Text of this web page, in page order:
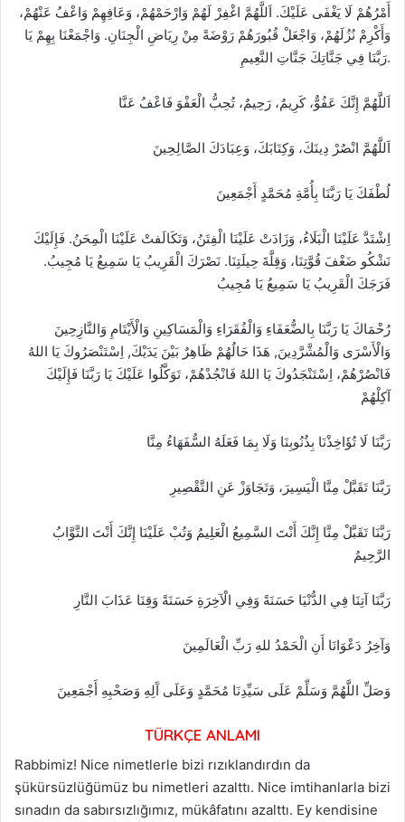
أَمْرُهُمْ لَا يَغْفَى عَلَيْكَ. اَللَّهُمَّ اغْفِرْ لَهُمْ وَارْحَمْهُمْ، وَعَافِهِمْ وَاعْفُ عَنْهُمْ،
وَأَكْرِمْ نُزُلَهُمْ، وَاجْعَلْ قُبُورَهُمْ رَوْضَةً مِنْ رِيَاضِ الْجِنَانِ. وَاجْمَعْنَا بِهِمْ يَا
رَبَّنَا فِي جَنَّاتِكَ جَنَّاتِ النَّعِيمِ.
اَللَّهُمَّ إِنَّكَ عَفُوٌّ، كَرِيمٌ، رَحِيمٌ، تُحِبُّ الْعَفْوَ فَاعْفُ عَنَّا
اَللَّهُمَّ انْصُرْ دِينَكَ، وَكِتَابَكَ، وَعِبَادَكَ الصَّالِحِينَ
لُطْفَكَ يَا رَبَّنَا بِأُمَّةِ مُحَمَّدٍ أَجْمَعِينَ
نَشْكُو ضَعْفَ قُوَّتِنَا، وَقِلَّةَ حِيلَتِنَا. نَصْرَكَ الْقَرِيبُ يَا سَمِيعُ يَا مُجِيبُ.
فَرَجَكَ الْقَرِيبُ يَا سَمِيعُ يَا مُجِيبُ
وَالْأَسْرَى وَالْمُشَّرَّدِينَ, هَذَا حَالُهُمْ ظَاهِرٌ بَيْنَ يَدَيْكَ, اِسْتَنْصَرُوكَ يَا اللهُ
فَانْصُرْهُمْ، اِسْتَنْجَدُوكَ يَا اللهُ فَانْجُدْهُمْ، تَوَكَّلُوا عَلَيْكَ يَا رَبَّنَا فَإِلَيْكَ
آكِلْهُمْ
رَبَّنَا لَا تُؤَاخِذْنَا بِذُنُوبِنَا وَلَا بِمَا فَعَلَهُ السُّفَهَاءُ مِنَّا
رَبَّنَا تَقَبَّلْ مِنَّا الْيَسِيرَ، وَتَجَاوَزْ عَنِ التَّقْصِيرِ
رَبَّنَا تَقَبَّلْ مِنَّا إِنَّكَ أَنْتَ السَّمِيعُ الْعَلِيمُ وَتُبْ عَلَيْنَا إِنَّكَ أَنْتَ التَّوَّابُ
الرَّحِيمُ
رَبَّنَا آتِنَا فِي الدُّنْيَا حَسَنَةً وَفِي الْآخِرَةِ حَسَنَةً وَقِنَا عَذَابَ النَّارِ
وَآخِرُ دَعْوَانَا أَنِ الْحَمْدُ للهِ رَبِّ الْعَالَمِينَ
وَصَلِّ اللَّهُمَّ وَسَلِّمْ عَلَى سَيِّدِنَا مُحَمَّدٍ وَعَلَى آَلِهِ وَصَحْبِهِ أَجْمَعِينَ
TÜRKÇE ANLAMI
Rabbimiz! Nice nimetlerle bizi rızıklandırdın da
şükürsüzlüğümüz bu nimetleri azalttı. Nice imtihanlarla bizi
sınadın da sabırsızlığımız, mükâfatını azalttı. Ey kendisine